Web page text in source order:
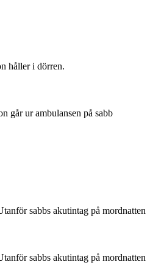
håller i dörren.
går ur ambulansen på sabb
sabbs akutintag på mordnatten
sabbs akutintag på mordnatten